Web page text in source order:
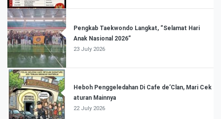
Pengkab Taekwondo Langkat, “Selamat Hari
Anak Nasional 2026”
23 July 2026
Heboh Penggeledahan Di Cafe de’Clan, Mari Cek
aturan Mainnya
22 July 2026